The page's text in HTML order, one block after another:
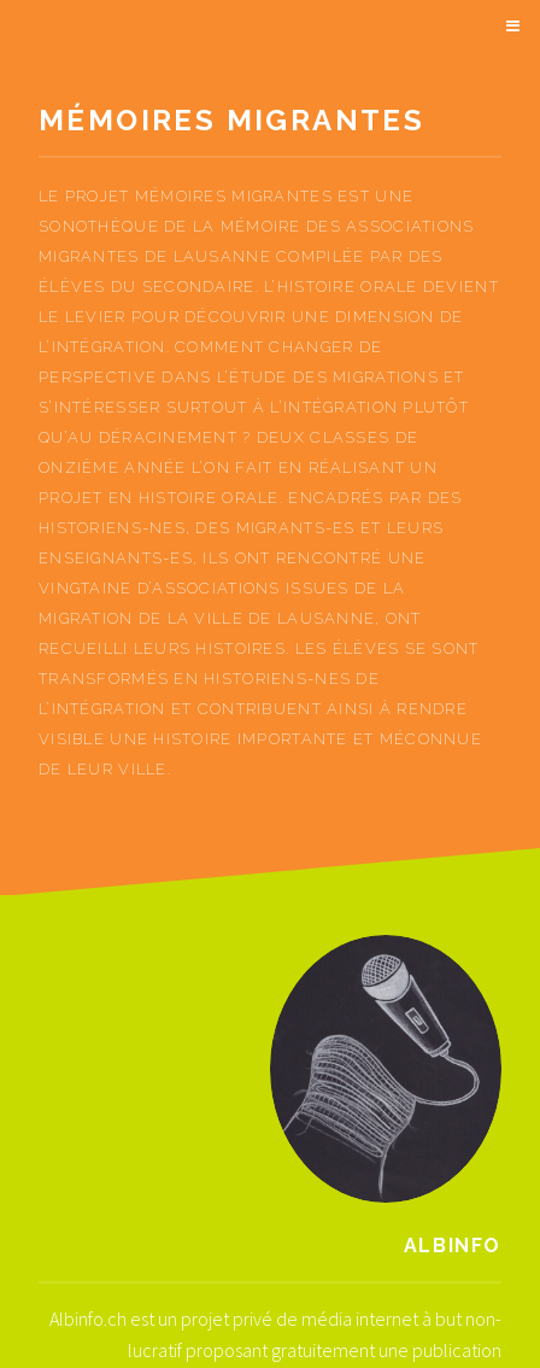
MÉMOIRES MIGRANTES
LE PROJET MÉMOIRES MIGRANTES EST UNE
SONOTHÈQUE DE LA MÉMOIRE DES ASSOCIATIONS
MIGRANTES DE LAUSANNE COMPILÉE PAR DES
ÉLÈVES DU SECONDAIRE. L’HISTOIRE ORALE DEVIENT
LE LEVIER POUR DÉCOUVRIR UNE DIMENSION DE
L’INTÉGRATION. COMMENT CHANGER DE
PERSPECTIVE DANS L’ÉTUDE DES MIGRATIONS ET
S’INTÉRESSER SURTOUT À L’INTÉGRATION PLUTÔT
QU’AU DÉRACINEMENT ? DEUX CLASSES DE
ONZIÈME ANNÉE L’ON FAIT EN RÉALISANT UN
PROJET EN HISTOIRE ORALE. ENCADRÉS PAR DES
HISTORIENS-NES, DES MIGRANTS-ES ET LEURS
ENSEIGNANTS-ES, ILS ONT RENCONTRÉ UNE
VINGTAINE D’ASSOCIATIONS ISSUES DE LA
MIGRATION DE LA VILLE DE LAUSANNE, ONT
RECUEILLI LEURS HISTOIRES. LES ÉLÈVES SE SONT
TRANSFORMÉS EN HISTORIENS-NES DE
L’INTÉGRATION ET CONTRIBUENT AINSI À RENDRE
VISIBLE UNE HISTOIRE IMPORTANTE ET MÉCONNUE
DE LEUR VILLE.
ALBINFO
Albinfo.ch est un projet privé de média internet à but non-
lucratif proposant gratuitement une publication